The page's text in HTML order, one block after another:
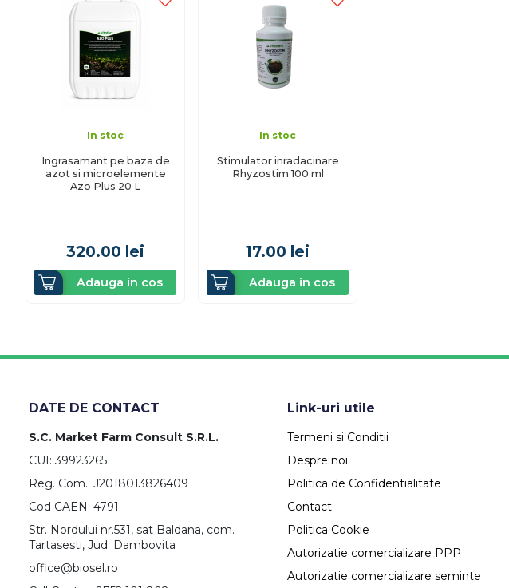
In stoc
Ingrasamant pe baza de
azot si microelemente
Azo Plus 20 L
320.00 lei
Adauga in cos
In stoc
Stimulator inradacinare
Rhyzostim 100 ml
17.00 lei
Adauga in cos
DATE DE CONTACT
S.C. Market Farm Consult S.R.L.
CUI: 39923265
Reg. Com.: J2018013826409
Cod CAEN: 4791
Str. Nordului nr.531, sat Baldana, com.
Tartasesti, Jud. Dambovita
office@biosel.ro
Link-uri utile
Termeni si Conditii
Despre noi
Politica de Confidentialitate
Contact
Politica Cookie
Autorizatie comercializare PPP
Autorizatie comercializare seminte